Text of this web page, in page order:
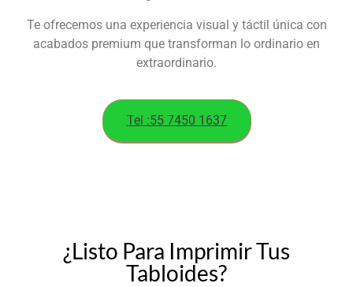
Te ofrecemos una experiencia visual y táctil única con
acabados premium que transforman lo ordinario en
extraordinario.
Tel :55 7450 1637
¿Listo Para Imprimir Tus
Tabloides?